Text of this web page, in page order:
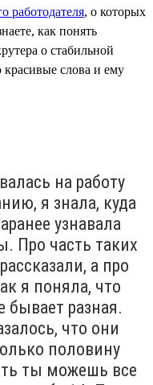
работодателя, о которых
как понять
о стабильной
красивые слова и ему
на работу
я знала, куда
узнавала
Про часть таких
а про
я поняла, что
бывает разная.
что они
половину
ты можешь все